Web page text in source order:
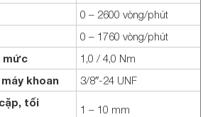
0 – 2600 vòng/phút
0 – 1760 vòng/phút
mức
1,0 / 4,0 Nm
khoan
3/8″-24 UNF
tối
1 – 10 mm